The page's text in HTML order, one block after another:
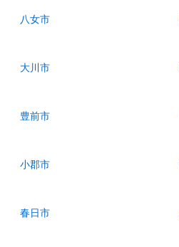
八女市
大川市
豊前市
小郡市
春日市